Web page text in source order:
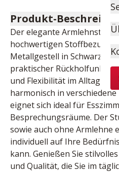
Produkt-
Der elegante Armlehnstuhl
hochwertigen Stoffbezug
Metallgestell in Schwarz.
praktischer
und Flexibilität im Alltag.
harmonisch in
eignet sich ideal für
Besprechungsräume. Der
sowie auch ohne Armlehne
individuell auf Ihre
kann. Genießen Sie
und Qualität, die Sie im